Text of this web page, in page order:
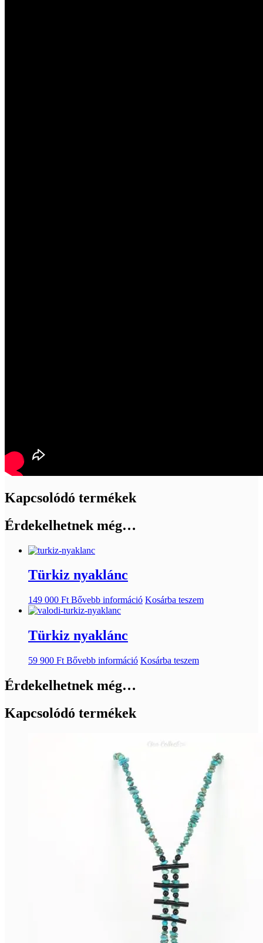
Kapcsolódó termékek
Érdekelhetnek még…
Türkiz nyaklánc
149 000 Ft Bővebb információ Kosárba teszem
Türkiz nyaklánc
59 900 Ft Bővebb információ Kosárba teszem
Érdekelhetnek még…
Kapcsolódó termékek